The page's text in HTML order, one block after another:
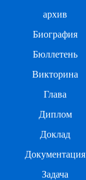
архив
Биография
Бюллетень
Викторина
Глава
Диплом
Доклад
Документация
Задача